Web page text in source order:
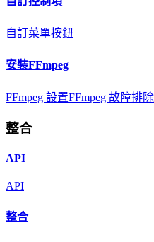
自訂菜單按鈕
安裝FFmpeg
FFmpeg 設置FFmpeg 故障排除
整合
API
API
整合